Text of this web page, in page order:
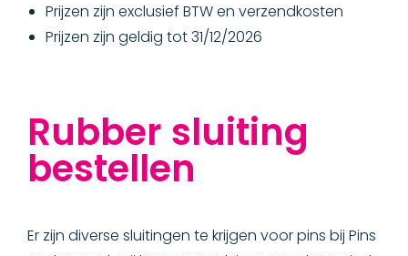
Prijzen zijn exclusief BTW en verzendkosten
Prijzen zijn geldig tot 31/12/2026
Rubber sluiting
bestellen
Er zijn diverse sluitingen te krijgen voor pins bij Pins